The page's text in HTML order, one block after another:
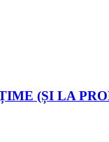
(ȘI LA